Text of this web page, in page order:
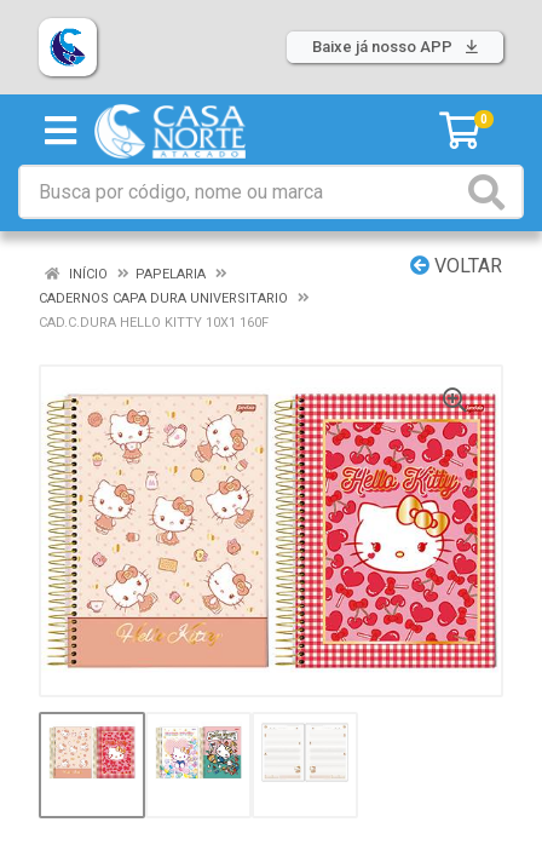
Baixe já nosso APP
0
VOLTAR
INÍCIO
PAPELARIA
CADERNOS CAPA DURA UNIVERSITARIO
CAD.C.DURA HELLO KITTY 10X1 160F